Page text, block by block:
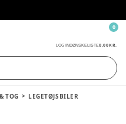
LOG INDØNSKELISTE0,00 KR.
0
TOG LEGETØJSBILER